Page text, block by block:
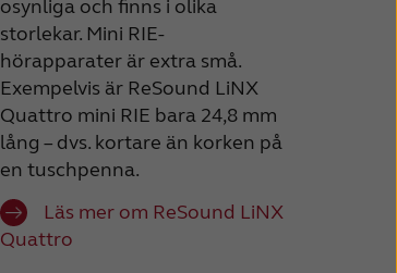
osynliga och finns i olika
storlekar. Mini RIE-
hörapparater är extra små.
Exempelvis är ReSound LiNX
Quattro mini RIE bara 24,8 mm
lång – dvs. kortare än korken på
en tuschpenna.
Läs mer om ReSound LiNX
Quattro